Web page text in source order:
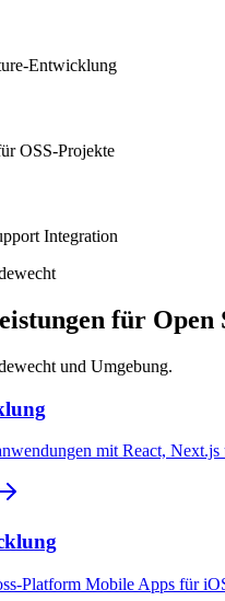
Entwicklung
OSS-Projekte
Integration
für Open
und Umgebung.
mit React,
Platform Mobile Apps für